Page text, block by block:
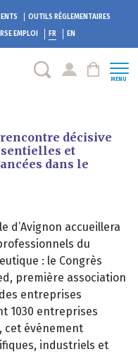
OUTILS RÉGLEMENTAIRES
EMPLOI FR EN
MENU
décisive
et
dans le
d’Avignon accueillera
du
: le Congrès
première association
entreprises
1030 entreprises
cet événement
industriels et